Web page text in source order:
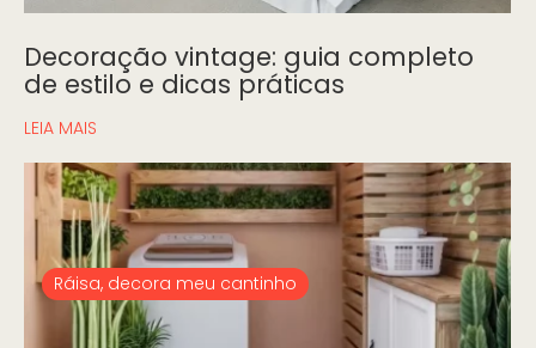
Decoração vintage: guia completo
de estilo e dicas práticas
LEIA MAIS
Ráisa, decora meu cantinho